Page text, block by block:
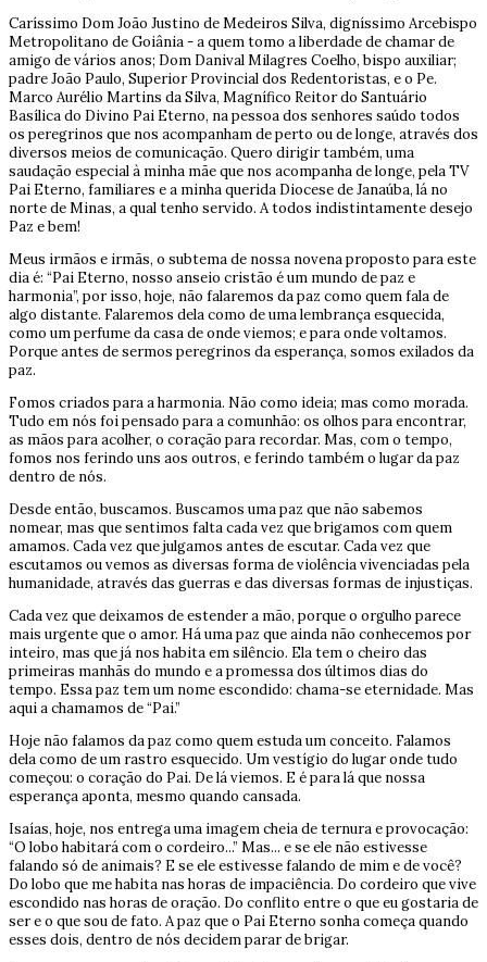
Caríssimo Dom João Justino de Medeiros Silva, digníssimo Arcebispo
Metropolitano de Goiânia - a quem tomo a liberdade de chamar de
amigo de vários anos; Dom Danival Milagres Coelho, bispo auxiliar;
padre João Paulo, Superior Provincial dos Redentoristas, e o Pe.
Marco Aurélio Martins da Silva, Magnífico Reitor do Santuário
Basílica do Divino Pai Eterno, na pessoa dos senhores saúdo todos
os peregrinos que nos acompanham de perto ou de longe, através dos
diversos meios de comunicação. Quero dirigir também, uma
saudação especial à minha mãe que nos acompanha de longe, pela TV
Pai Eterno, familiares e a minha querida Diocese de Janaúba, lá no
norte de Minas, a qual tenho servido. A todos indistintamente desejo
Paz e bem!
Meus irmãos e irmãs, o subtema de nossa novena proposto para este
dia é: “Pai Eterno, nosso anseio cristão é um mundo de paz e
harmonia”, por isso, hoje, não falaremos da paz como quem fala de
algo distante. Falaremos dela como de uma lembrança esquecida,
como um perfume da casa de onde viemos; e para onde voltamos.
Porque antes de sermos peregrinos da esperança, somos exilados da
paz.
Fomos criados para a harmonia. Não como ideia; mas como morada.
Tudo em nós foi pensado para a comunhão: os olhos para encontrar,
as mãos para acolher, o coração para recordar. Mas, com o tempo,
fomos nos ferindo uns aos outros, e ferindo também o lugar da paz
dentro de nós.
Desde então, buscamos. Buscamos uma paz que não sabemos
nomear, mas que sentimos falta cada vez que brigamos com quem
amamos. Cada vez que julgamos antes de escutar. Cada vez que
escutamos ou vemos as diversas forma de violência vivenciadas pela
humanidade, através das guerras e das diversas formas de injustiças.
Cada vez que deixamos de estender a mão, porque o orgulho parece
mais urgente que o amor. Há uma paz que ainda não conhecemos por
inteiro, mas que já nos habita em silêncio. Ela tem o cheiro das
primeiras manhãs do mundo e a promessa dos últimos dias do
tempo. Essa paz tem um nome escondido: chama-se eternidade. Mas
aqui a chamamos de “Pai.”
Hoje não falamos da paz como quem estuda um conceito. Falamos
dela como de um rastro esquecido. Um vestígio do lugar onde tudo
começou: o coração do Pai. De lá viemos. E é para lá que nossa
esperança aponta, mesmo quando cansada.
Isaías, hoje, nos entrega uma imagem cheia de ternura e provocação:
“O lobo habitará com o cordeiro...” Mas... e se ele não estivesse
falando só de animais? E se ele estivesse falando de mim e de você?
Do lobo que me habita nas horas de impaciência. Do cordeiro que vive
escondido nas horas de oração. Do conflito entre o que eu gostaria de
ser e o que sou de fato. A paz que o Pai Eterno sonha começa quando
esses dois, dentro de nós decidem parar de brigar.